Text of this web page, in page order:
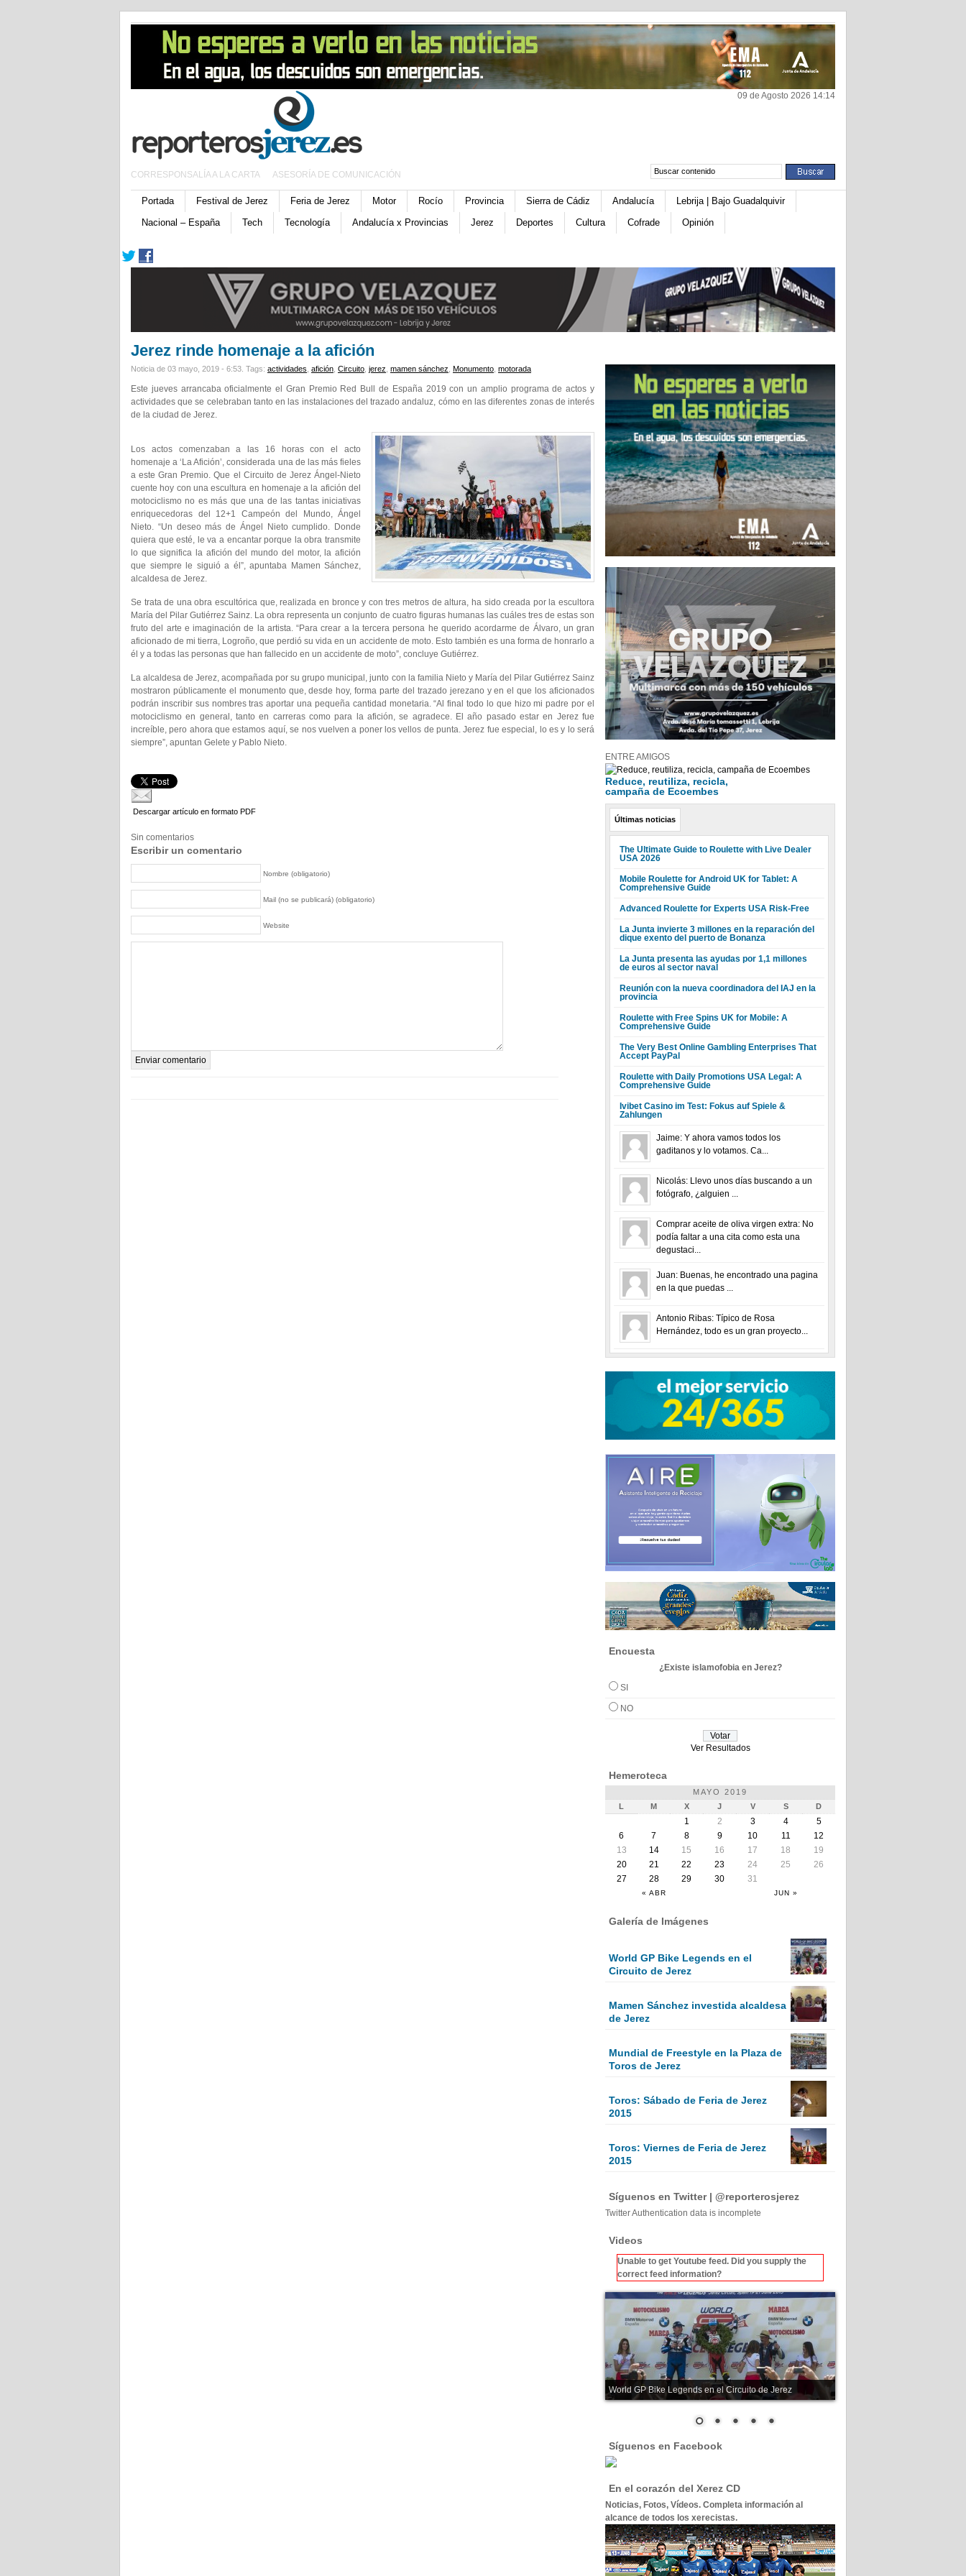
09 de Agosto 2026 14:14
CORRESPONSALÍA A LA CARTA ASESORÍA DE COMUNICACIÓN
Portada Festival de Jerez Feria de Jerez Motor Rocío Provincia Sierra de Cádiz Andalucía
Lebrija | Bajo Guadalquivir
Nacional – España
Tech Tecnología Andalucía x Provincias Jerez Deportes Cultura Cofrade Opinión
Jerez rinde homenaje a la afición
Noticia de 03 mayo, 2019 - 6:53. Tags: actividades afición Circuito jerez mamen sánchez Monumento motorada
Este jueves arrancaba oficialmente el Gran Premio Red Bull de España 2019 con un amplio programa de actos y
actividades que se celebraban tanto en las instalaciones del trazado andaluz, cómo en las diferentes zonas de interés
de la ciudad de Jerez.
Los actos comenzaban a las 16 horas con el acto
homenaje a ‘La Afición’, considerada una de las más fieles
a este Gran Premio. Que el Circuito de Jerez Ángel-Nieto
cuente hoy con una escultura en homenaje a la afición del
motociclismo no es más que una de las tantas iniciativas
enriquecedoras del 12+1 Campeón del Mundo, Ángel
Nieto. “Un deseo más de Ángel Nieto cumplido. Donde
quiera que esté, le va a encantar porque la obra transmite
lo que significa la afición del mundo del motor, la afición
que siempre le siguió a él”, apuntaba Mamen Sánchez,
alcaldesa de Jerez.
Se trata de una obra escultórica que, realizada en bronce y con tres metros de altura, ha sido creada por la escultora
María del Pilar Gutiérrez Sainz. La obra representa un conjunto de cuatro figuras humanas las cuáles tres de estas son
fruto del arte e imaginación de la artista. “Para crear a la tercera persona he querido acordarme de Álvaro, un gran
aficionado de mi tierra, Logroño, que perdió su vida en un accidente de moto. Esto también es una forma de honrarlo a
él y a todas las personas que han fallecido en un accidente de moto”, concluye Gutiérrez.
La alcaldesa de Jerez, acompañada por su grupo municipal, junto con la familia Nieto y María del Pilar Gutiérrez Sainz
mostraron públicamente el monumento que, desde hoy, forma parte del trazado jerezano y en el que los aficionados
podrán inscribir sus nombres tras aportar una pequeña cantidad monetaria. “Al final todo lo que hizo mi padre por el
motociclismo en general, tanto en carreras como para la afición, se agradece. El año pasado estar en Jerez fue
increíble, pero ahora que estamos aquí, se nos vuelven a poner los vellos de punta. Jerez fue especial, lo es y lo será
siempre”, apuntan Gelete y Pablo Nieto.
Descargar artículo en formato PDF
Sin comentarios
Escribir un comentario
Nombre (obligatorio)
Mail (no se publicará) (obligatorio)
Website
ENTRE AMIGOS
Reduce, reutiliza, recicla,
campaña de Ecoembes
Últimas noticias
The Ultimate Guide to Roulette with Live Dealer
USA 2026
Mobile Roulette for Android UK for Tablet: A
Comprehensive Guide
Advanced Roulette for Experts USA Risk-Free
La Junta invierte 3 millones en la reparación del
dique exento del puerto de Bonanza
La Junta presenta las ayudas por 1,1 millones
de euros al sector naval
Reunión con la nueva coordinadora del IAJ en la
provincia
Roulette with Free Spins UK for Mobile: A
Comprehensive Guide
The Very Best Online Gambling Enterprises That
Accept PayPal
Roulette with Daily Promotions USA Legal: A
Comprehensive Guide
Ivibet Casino im Test: Fokus auf Spiele &
Zahlungen
Jaime: Y ahora vamos todos los
gaditanos y lo votamos. Ca...
Nicolás: Llevo unos días buscando a un
fotógrafo, ¿alguien ...
Comprar aceite de oliva virgen extra: No
podía faltar a una cita como esta una
degustaci...
Juan: Buenas, he encontrado una pagina
en la que puedas ...
Antonio Ribas: Típico de Rosa
Hernández, todo es un gran proyecto...
Encuesta
¿Existe islamofobia en Jerez?
SI
NO
Ver Resultados
Hemeroteca
MAYO 2019
L
M X J V S D
« ABR JUN »
1 2 3 4
5
6
7 8 9 10 11
12
13
14 15 16 17 18
19
20
21 22 23 24 25
26
27
28 29 30 31
Galería de Imágenes
World GP Bike Legends en el
Circuito de Jerez
Mamen Sánchez investida alcaldesa
de Jerez
Mundial de Freestyle en la Plaza de
Toros de Jerez
Toros: Sábado de Feria de Jerez
2015
Toros: Viernes de Feria de Jerez
2015
Síguenos en Twitter | @reporterosjerez
Twitter Authentication data is incomplete
Videos
Unable to get Youtube feed. Did you supply the
correct feed information?
World GP Bike Legends en el Circuito de Jerez
Síguenos en Facebook
En el corazón del Xerez CD
Noticias, Fotos, Vídeos. Completa información al
alcance de todos los xerecistas.